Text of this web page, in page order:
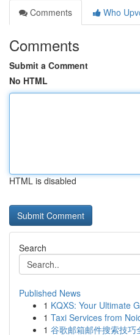
Comments
Who
Comments
Submit a Comment
No HTML
HTML is disabled
Search
Published News
1 KQXS: Your Ultimate
1 Taxi Services from
1 谷歌邮箱邮件搜索技巧